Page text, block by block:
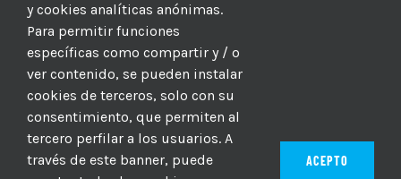
y cookies analíticas anónimas.
Para permitir funciones
específicas como compartir y / o
ver contenido, se pueden instalar
cookies de terceros, solo con su
consentimiento, que permiten al
tercero perfilar a los usuarios. A
través de este banner, puede
ACEPTO